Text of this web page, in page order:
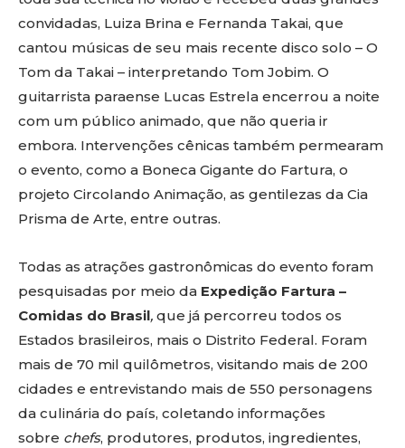
convidadas, Luiza Brina e Fernanda Takai, que
cantou músicas de seu mais recente disco solo – O
Tom da Takai – interpretando Tom Jobim. O
guitarrista paraense Lucas Estrela encerrou a noite
com um público animado, que não queria ir
embora. Intervenções cênicas também permearam
o evento, como a Boneca Gigante do Fartura, o
projeto Circolando Animação, as gentilezas da Cia
Prisma de Arte, entre outras.
Todas as atrações gastronômicas do evento foram
pesquisadas por meio da Expedição Fartura –
Comidas do Brasil, que já percorreu todos os
Estados brasileiros, mais o Distrito Federal. Foram
mais de 70 mil quilômetros, visitando mais de 200
cidades e entrevistando mais de 550 personagens
da culinária do país, coletando informações
sobre chefs, produtores, produtos, ingredientes,